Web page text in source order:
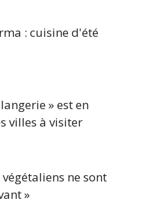
: cuisine d'été
» est en
villes à visiter
ne sont
»